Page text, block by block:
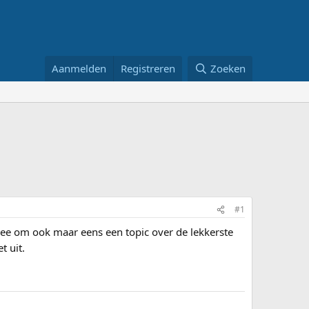
Aanmelden Registreren Zoeken
#1
om ook maar eens een topic over de lekkerste
uit.